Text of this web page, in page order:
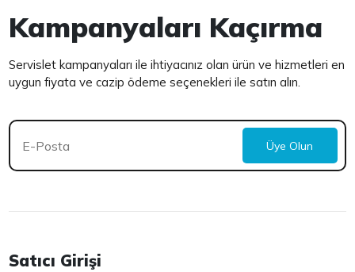
Kampanyaları Kaçırma
Servislet kampanyaları ile ihtiyacınız olan ürün ve hizmetleri en
uygun fiyata ve cazip ödeme seçenekleri ile satın alın.
Üye Olun
Satıcı Girişi